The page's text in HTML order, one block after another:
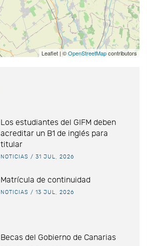
Leaflet | ©OpenStreetMapcontributors
Los estudiantes del GIFM deben
acreditar un B1 de inglés para
titular
NOTICIAS / 31 JUL, 2026
Matrícula de continuidad
NOTICIAS / 13 JUL, 2026
Becas del Gobierno de Canarias